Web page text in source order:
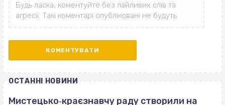
ОСТАННІ НОВИНИ
Мистецько‐краєзнавчу раду створили на